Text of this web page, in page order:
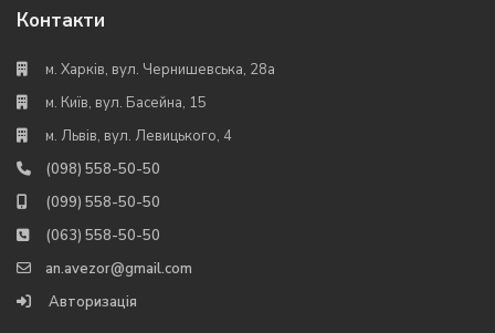
Контакти
м. Харків, вул. Чернишевська, 28а
м. Київ, вул. Басейна, 15
м. Львів, вул. Левицького, 4
(098) 558-50-50
(099) 558-50-50
(063) 558-50-50
an.avezor@gmail.com
Авторизація